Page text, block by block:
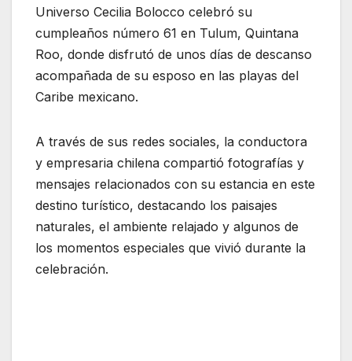
Universo Cecilia Bolocco celebró su
cumpleaños número 61 en Tulum, Quintana
Roo, donde disfrutó de unos días de descanso
acompañada de su esposo en las playas del
Caribe mexicano.
A través de sus redes sociales, la conductora
y empresaria chilena compartió fotografías y
mensajes relacionados con su estancia en este
destino turístico, destacando los paisajes
naturales, el ambiente relajado y algunos de
los momentos especiales que vivió durante la
celebración.